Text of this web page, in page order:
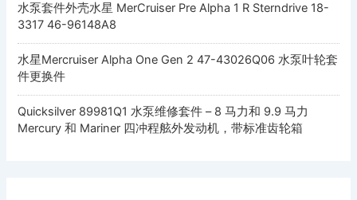
水泵套件外壳水星 MerCruiser Pre Alpha 1 R Sterndrive 18-
3317 46-96148A8
水星Mercruiser Alpha One Gen 2 47-43026Q06 水泵叶轮套
件更换件
Quicksilver 89981Q1 水泵维修套件 – 8 马力和 9.9 马力
Mercury 和 Mariner 四冲程舷外发动机，带标准齿轮箱